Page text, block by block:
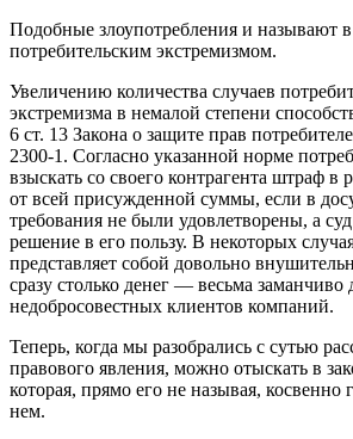
Подобные злоупотребления и называют
потребительским экстремизмом.
Увеличению количества случаев
экстремизма в немалой степени
6 ст. 13 Закона о защите прав
2300-1. Согласно указанной норме
взыскать со своего контрагента штраф в
от всей присужденной суммы, если в
требования не были удовлетворены, а
решение в его пользу. В некоторых
представляет собой довольно
сразу столько денег — весьма заманчиво
недобросовестных клиентов компаний.
Теперь, когда мы разобрались с сутью
правового явления, можно отыскать в
которая, прямо его не называя, косвенно
нем.